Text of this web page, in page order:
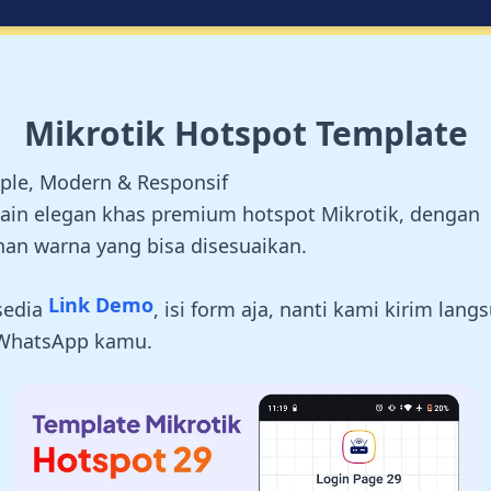
Mikrotik Hotspot Template
Modern & Responsif
elegan khas premium hotspot Mikrotik, dengan
warna yang bisa disesuaikan.
Link Demo, isi form aja, nanti kami kirim
kamu.